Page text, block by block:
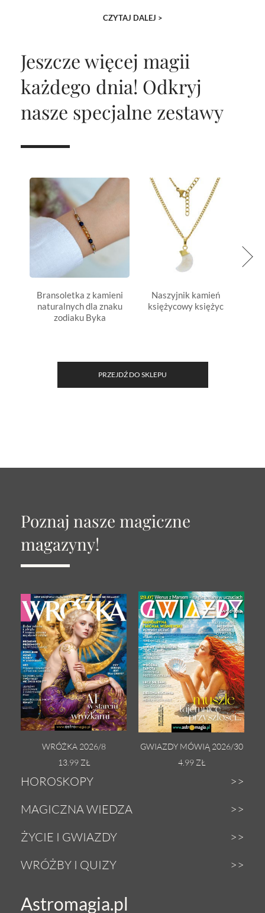
CZYTAJ DALEJ >
Jeszcze więcej magii
każdego dnia! Odkryj
nasze specjalne zestawy
Bransoletka z kamieni
naturalnych dla znaku
zodiaku Byka
Naszyjnik kamień
księżycowy księżyc
PRZEJDŹ DO SKLEPU
Poznaj nasze magiczne
magazyny!
WRÓŻKA 2026/8
13.99 ZŁ
GWIAZDY MÓWIĄ 2026/30
4.99 ZŁ
HOROSKOPY
Dzienny
Tygodniowy
Roczny
MAGICZNA WIEDZA
Zodiak
Astrologia
Numerologia
ŻYCIE I GWIAZDY
Gwiazdy
Zdrowie i uroda
WRÓŻBY I QUIZY
Astromagia.pl